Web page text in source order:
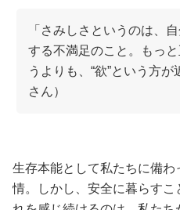
「さみしさというのは、
する不満足のこと。もっ
うよりも、“欲”という方
さん）
生存本能として私たちに備
情。しかし、安全に暮らす